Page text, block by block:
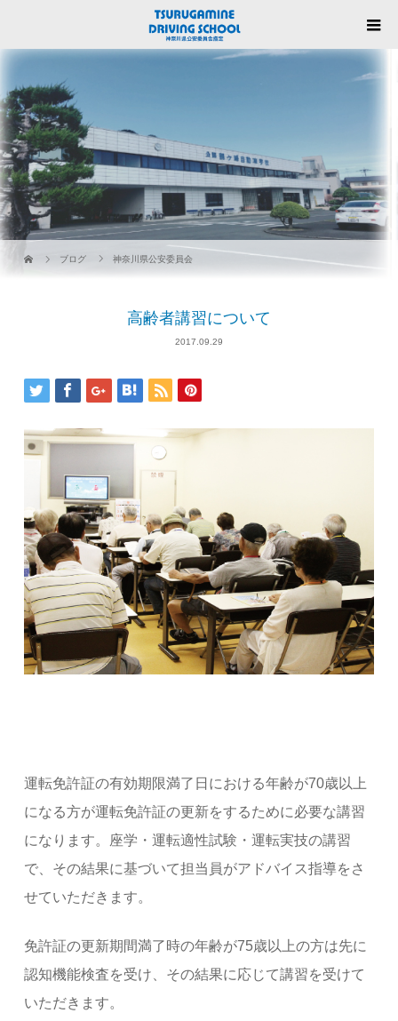
ブログ 神奈川県公安委員会
高齢者講習について
2017.09.29
運転免許証の有効期限満了日における年齢が70歳以上
になる方が 運転免許証の更新をするために必要な講習
になります。座学・運転適性試験・運転実技の講習
で、 その結果に基づいて担当員がアドバイス指導をさ
せていただきます。
免許証の更新期間満了時の年齢が75歳以上の方は先に
認知機能検査を受け、その結果に応じて講習を受けて
いただきます。